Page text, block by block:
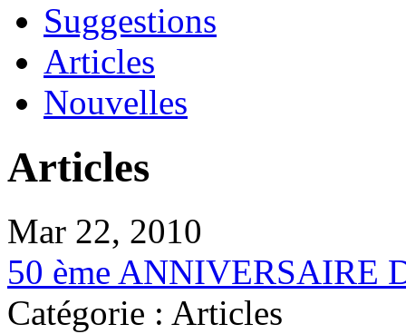
Suggestions
Articles
Nouvelles
Articles
Mar 22, 2010
50 ème ANNIVERSAIRE
Catégorie : Articles